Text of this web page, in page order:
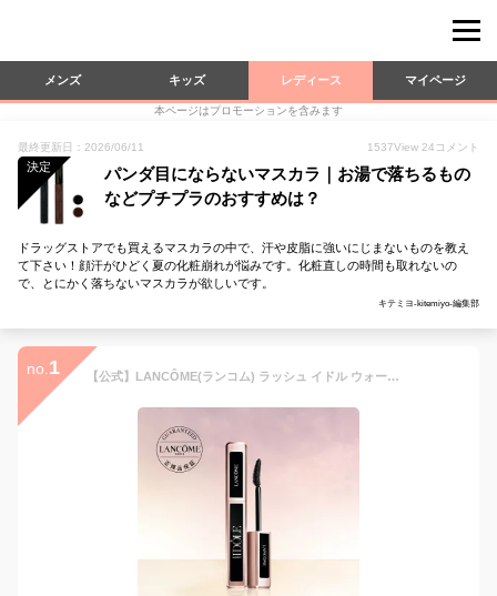
メンズ キッズ レディース マイページ
本ページはプロモーションを含みます
最終更新日：2026/06/11 1537View 24 コメント
決定
パンダ目にならないマスカラ｜お湯で落ちるもの
などプチプラのおすすめは？
ドラッグストアでも買えるマスカラの中で、汗や皮脂に強いにじまないものを教え
て下さい！顔汗がひどく夏の化粧崩れが悩みです。化粧直しの時間も取れないの
で、とにかく落ちないマスカラが欲しいです。
キテミヨ-kitemiyo-編集部
no. 1 【公式】LANCÔME(ランコム) ラッシュ イドル ウォータープルーフ マスカラ 8ml 01 グロッシー ブラック ボリューム ウォータープルーフ 正規品 ボリュームカール まつ毛 まつ毛ケア成分配合 ウォータープルーフタイプ プレゼント 誕生日 バレンタイン 彼女 母 化粧品